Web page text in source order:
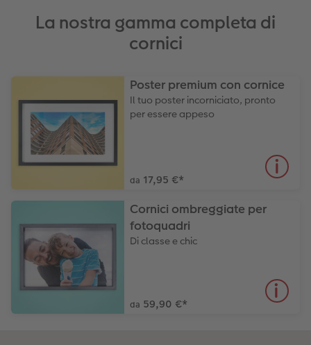
Foto adesivi
Art prints
Poster premium
Come ordinare
Foto istantanee
Plexiglas
Alluminio Dibond
Gallery print
Forex
Foto su legno
Mosaico
Come ordinare
Art prints
Tipi di carta
La nostra gamma completa di
cornici
Poster premium con cornice
Il tuo poster incorniciato, pronto
per essere appeso
da 17,95 €*
Cornici ombreggiate per
fotoquadri
Di classe e chic
da 59,90 €*